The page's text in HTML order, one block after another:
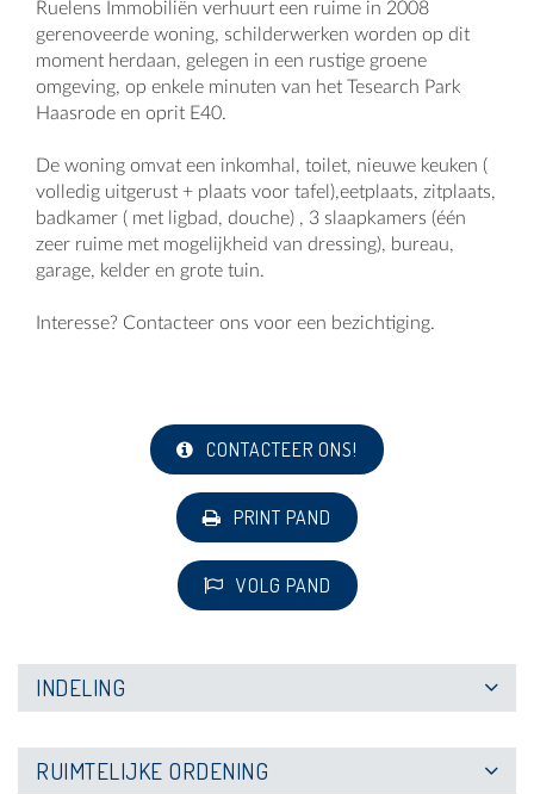
Ruelens Immobiliën verhuurt een ruime in 2008
gerenoveerde woning, schilderwerken worden op dit
moment herdaan, gelegen in een rustige groene
omgeving, op enkele minuten van het Tesearch Park
Haasrode en oprit E40.
De woning omvat een inkomhal, toilet, nieuwe keuken (
volledig uitgerust + plaats voor tafel),eetplaats, zitplaats,
badkamer ( met ligbad, douche) , 3 slaapkamers (één
zeer ruime met mogelijkheid van dressing), bureau,
garage, kelder en grote tuin.
Interesse? Contacteer ons voor een bezichtiging.
CONTACTEER ONS!
PRINT PAND
VOLG PAND
INDELING
RUIMTELIJKE ORDENING